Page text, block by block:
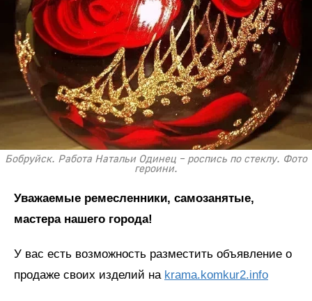
Бобруйск. Работа Натальи Одинец – роспись по стеклу. Фото
героини.
Уважаемые ремесленники, самозанятые,
мастера нашего города!
У вас есть возможность разместить объявление о
продаже своих изделий на krama.komkur2.info